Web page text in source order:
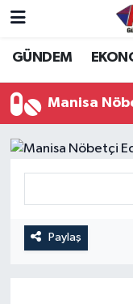
GÜNDEM
Manisa
Paylaş
Hava Durumu
Trafik
Süper Lig
Son Dakika